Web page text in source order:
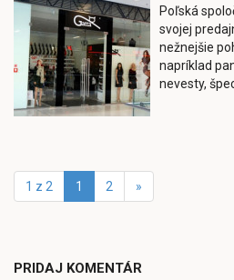
Poľská
svojej
nežnejšie
napríklad
nevesty,
1 z 2 1 2 »
PRIDAJ KOMENTÁR